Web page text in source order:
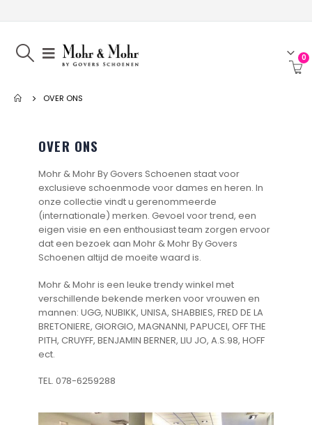
0
OVER ONS
OVER ONS
Mohr & Mohr By Govers Schoenen staat voor
exclusieve schoenmode voor dames en heren. In
onze collectie vindt u gerenommeerde
(internationale) merken. Gevoel voor trend, een
eigen visie en een enthousiast team zorgen ervoor
dat een bezoek aan Mohr & Mohr By Govers
Schoenen altijd de moeite waard is.
Mohr & Mohr is een leuke trendy winkel met
verschillende bekende merken voor vrouwen en
mannen: UGG, NUBIKK, UNISA, SHABBIES, FRED DE LA
BRETONIERE, GIORGIO, MAGNANNI, PAPUCEI, OFF THE
PITH, CRUYFF, BENJAMIN BERNER, LIU JO, A.S.98, HOFF
ect.
TEL. 078-6259288